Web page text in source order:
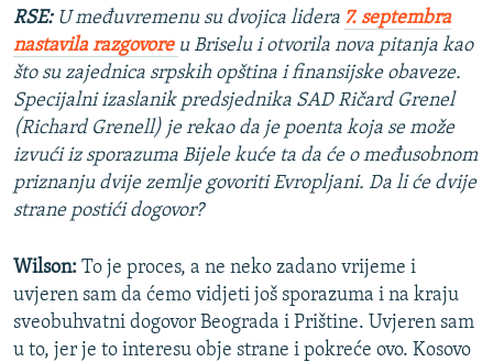
RSE: U međuvremenu su dvojica lidera 7. septembra
nastavila razgovore u Briselu i otvorila nova pitanja kao
što su zajednica srpskih opština i finansijske obaveze.
Specijalni izaslanik predsjednika SAD Ričard Grenel
(Richard Grenell) je rekao da je poenta koja se može
izvući iz sporazuma Bijele kuće ta da će o međusobnom
priznanju dvije zemlje govoriti Evropljani. Da li će dvije
strane postići dogovor?
Wilson: To je proces, a ne neko zadano vrijeme i
uvjeren sam da ćemo vidjeti još sporazuma i na kraju
sveobuhvatni dogovor Beograda i Prištine. Uvjeren sam
u to, jer je to interesu obje strane i pokreće ovo. Kosovo